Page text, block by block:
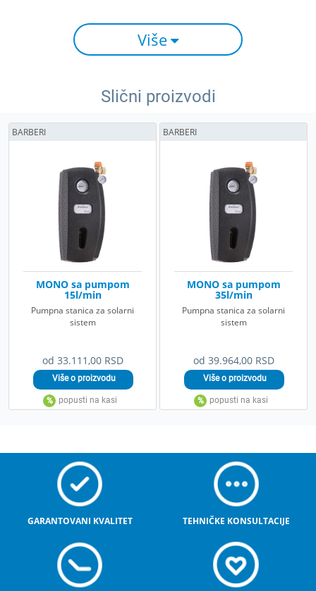
Više
Slični proizvodi
od 33.111,00 RSD
MONO sa pumpom
15l/min
Pumpna stanica za solarni
sistem
BARBERI
od 39.964,00 RSD
MONO sa pumpom
35l/min
Pumpna stanica za solarni
sistem
BARBERI
GARANTOVANI KVALITET TEHNIČKE KONSULTACIJE